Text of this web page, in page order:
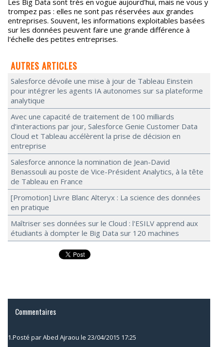
Les Big Data sont très en vogue aujourd'hui, mais ne vous y
trompez pas : elles ne sont pas réservées aux grandes
entreprises. Souvent, les informations exploitables basées
sur les données peuvent faire une grande différence à
l'échelle des petites entreprises.
AUTRES ARTICLES
Salesforce dévoile une mise à jour de Tableau Einstein
pour intégrer les agents IA autonomes sur sa plateforme
analytique
Avec une capacité de traitement de 100 milliards
d’interactions par jour, Salesforce Genie Customer Data
Cloud et Tableau accélèrent la prise de décision en
entreprise
Salesforce annonce la nomination de Jean-David
Benassouli au poste de Vice-Président Analytics, à la tête
de Tableau en France
[Promotion] Livre Blanc Alteryx : La science des données
en pratique
Maîtriser ses données sur le Cloud : l'ESILV apprend aux
étudiants à dompter le Big Data sur 120 machines
Commentaires
1.Posté parAbed Ajraou le 23/04/2015 17:25